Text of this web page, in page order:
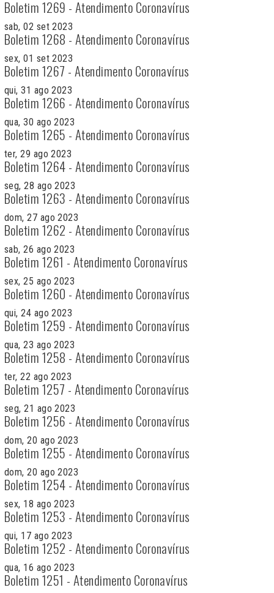
Boletim 1269 - Atendimento Coronavírus
sab, 02 set 2023
Boletim 1268 - Atendimento Coronavírus
sex, 01 set 2023
Boletim 1267 - Atendimento Coronavírus
qui, 31 ago 2023
Boletim 1266 - Atendimento Coronavírus
qua, 30 ago 2023
Boletim 1265 - Atendimento Coronavírus
ter, 29 ago 2023
Boletim 1264 - Atendimento Coronavírus
seg, 28 ago 2023
Boletim 1263 - Atendimento Coronavírus
dom, 27 ago 2023
Boletim 1262 - Atendimento Coronavírus
sab, 26 ago 2023
Boletim 1261 - Atendimento Coronavírus
sex, 25 ago 2023
Boletim 1260 - Atendimento Coronavírus
qui, 24 ago 2023
Boletim 1259 - Atendimento Coronavírus
qua, 23 ago 2023
Boletim 1258 - Atendimento Coronavírus
ter, 22 ago 2023
Boletim 1257 - Atendimento Coronavírus
seg, 21 ago 2023
Boletim 1256 - Atendimento Coronavírus
dom, 20 ago 2023
Boletim 1255 - Atendimento Coronavírus
dom, 20 ago 2023
Boletim 1254 - Atendimento Coronavírus
sex, 18 ago 2023
Boletim 1253 - Atendimento Coronavírus
qui, 17 ago 2023
Boletim 1252 - Atendimento Coronavírus
qua, 16 ago 2023
Boletim 1251 - Atendimento Coronavírus